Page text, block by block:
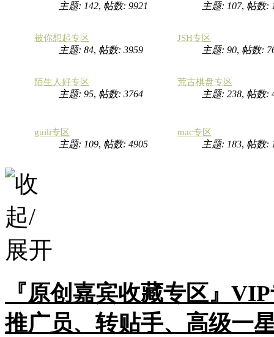
主题: 142, 帖数: 9921 主题: 107, 帖数:
被你想起专区
主题: 84, 帖数: 3959
JSH专区
主题: 90, 帖数:
陌生人好专区
主题: 95, 帖数: 3764
荒古棋盘专区
主题: 238, 帖数:
guili专区
主题: 109, 帖数: 4905
mac专区
主题: 183, 帖数:
『原创嘉宾收藏专区』
推广员、转贴手、高级一